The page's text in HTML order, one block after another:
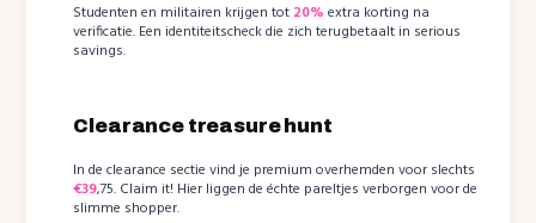
Studenten en militairen krijgen tot 20% extra korting na
verificatie. Een identiteitscheck die zich terugbetaalt in serious
savings.
Clearance treasure hunt
In de clearance sectie vind je premium overhemden voor slechts
€39,75. Claim it! Hier liggen de échte pareltjes verborgen voor de
slimme shopper.